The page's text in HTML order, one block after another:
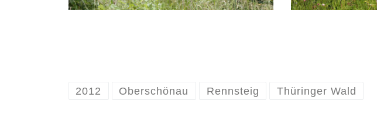
2012 Oberschönau Rennsteig Thüringer Wald